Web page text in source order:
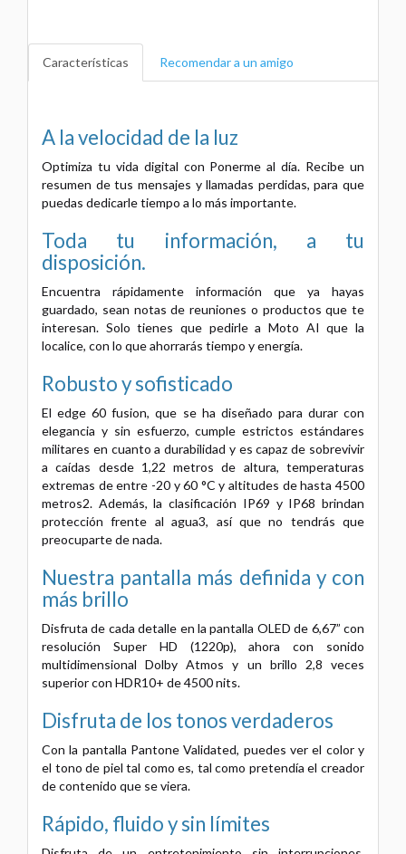
Características Recomendar a un amigo
A la velocidad de la luz
Optimiza tu vida digital con Ponerme al día. Recibe un
resumen de tus mensajes y llamadas perdidas, para que
puedas dedicarle tiempo a lo más importante.
Toda tu información, a tu
disposición.
Encuentra rápidamente información que ya hayas
guardado, sean notas de reuniones o productos que te
interesan. Solo tienes que pedirle a Moto AI que la
localice, con lo que ahorrarás tiempo y energía.
Robusto y sofisticado
El edge 60 fusion, que se ha diseñado para durar con
elegancia y sin esfuerzo, cumple estrictos estándares
militares en cuanto a durabilidad y es capaz de sobrevivir
a caídas desde 1,22 metros de altura, temperaturas
extremas de entre -20 y 60 °C y altitudes de hasta 4500
metros2. Además, la clasificación IP69 y IP68 brindan
protección frente al agua3, así que no tendrás que
preocuparte de nada.
Nuestra pantalla más definida y con
más brillo
Disfruta de cada detalle en la pantalla OLED de 6,67” con
resolución Super HD (1220p), ahora con sonido
multidimensional Dolby Atmos y un brillo 2,8 veces
superior con HDR10+ de 4500 nits.
Disfruta de los tonos verdaderos
Con la pantalla Pantone Validated, puedes ver el color y
el tono de piel tal como es, tal como pretendía el creador
de contenido que se viera.
Rápido, fluido y sin límites